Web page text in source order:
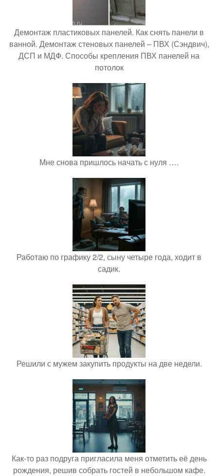
Демонтаж пластиковых панелей. Как снять панели в
ванной. Демонтаж стеновых панелей – ПВХ (Сэндвич),
ДСП и МДФ. Способы крепления ПВХ панелей на
потолок
Мне снова пришлось начать с нуля ….
Работаю по графику 2/2, сыну четыре года, ходит в
садик.
Решили с мужем закупить продукты на две недели.
Как-то раз подруга пригласила меня отметить её день
рождения, решив собрать гостей в небольшом кафе.